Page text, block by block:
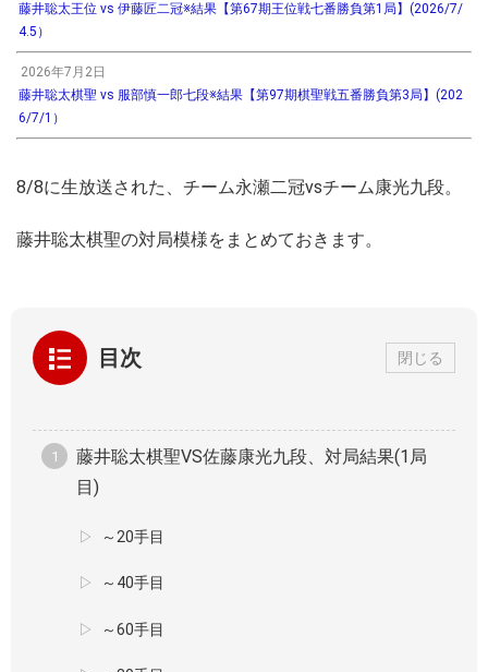
藤井聡太王位 vs 伊藤匠二冠※結果【第67期王位戦七番勝負第1局】(2026/7/
4.5）
2026年7月2日
藤井聡太棋聖 vs 服部慎一郎七段※結果【第97期棋聖戦五番勝負第3局】(202
6/7/1）
8/8に生放送された、チーム永瀬二冠vsチーム康光九段。
藤井聡太棋聖の対局模様をまとめておきます。
目次 閉じる
藤井聡太棋聖VS佐藤康光九段、対局結果(1局
目)
～20手目
～40手目
～60手目